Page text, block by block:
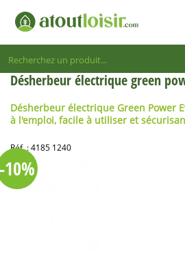
Désherbeur électrique green
Désherbeur électrique Green Power
à l'emploi, facile à utiliser et
Réf. :4185 1240
-10%